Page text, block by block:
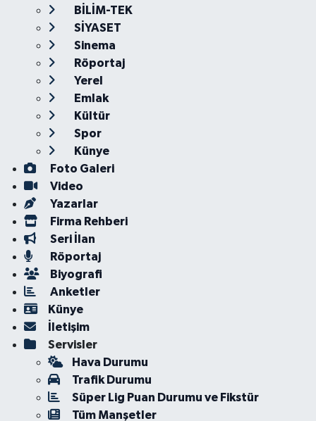
BİLİM-TEK
SİYASET
Sinema
Röportaj
Yerel
Emlak
Kültür
Spor
Künye
Foto Galeri
Video
Yazarlar
Firma Rehberi
Seri İlan
Röportaj
Biyografi
Anketler
Künye
İletişim
Servisler
Hava Durumu
Trafik Durumu
Süper Lig Puan Durumu ve Fikstür
Tüm Manşetler